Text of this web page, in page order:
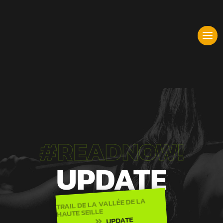
#READNOW!
UPDATE
TRAIL DE LA VALLÉE DE LA
HAUTE SEILLE
UPDATE